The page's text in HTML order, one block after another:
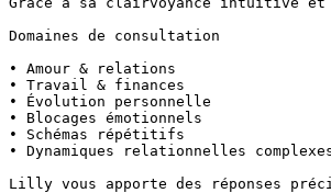
Domaines de consultation
• Amour & relations
• Travail & finances
• Évolution personnelle
• Blocages émotionnels
• Schémas répétitifs
• Dynamiques relationnelles
Lilly vous apporte des réponses